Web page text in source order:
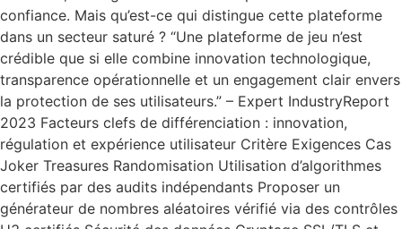
confiance. Mais qu’est-ce qui distingue cette plateforme
dans un secteur saturé ? “Une plateforme de jeu n’est
crédible que si elle combine innovation technologique,
transparence opérationnelle et un engagement clair envers
la protection de ses utilisateurs.” – Expert IndustryReport
2023 Facteurs clefs de différenciation : innovation,
régulation et expérience utilisateur Critère Exigences Cas
Joker Treasures Randomisation Utilisation d’algorithmes
certifiés par des audits indépendants Proposer un
générateur de nombres aléatoires vérifié via des contrôles